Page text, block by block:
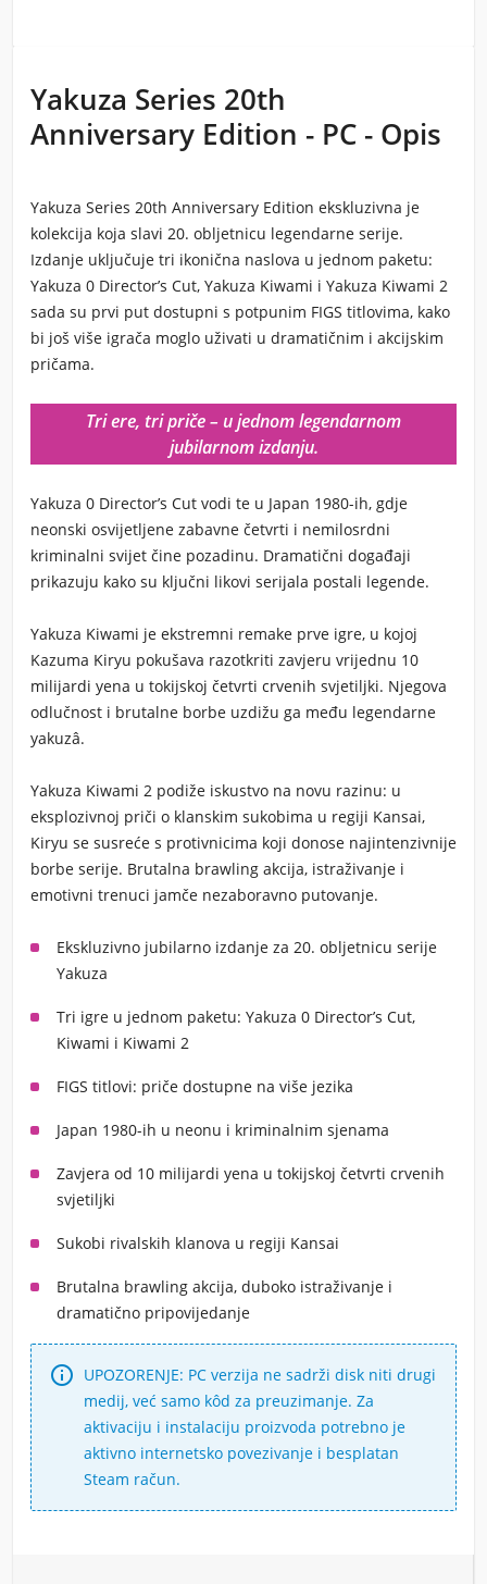
Yakuza Series 20th
Anniversary Edition - PC - Opis
Yakuza Series 20th Anniversary Edition ekskluzivna je
kolekcija koja slavi 20. obljetnicu legendarne serije.
Izdanje uključuje tri ikonična naslova u jednom paketu:
Yakuza 0 Director’s Cut, Yakuza Kiwami i Yakuza Kiwami 2
sada su prvi put dostupni s potpunim FIGS titlovima, kako
bi još više igrača moglo uživati u dramatičnim i akcijskim
pričama.
Tri ere, tri priče – u jednom legendarnom
jubilarnom izdanju.
Yakuza 0 Director’s Cut vodi te u Japan 1980-ih, gdje
neonski osvijetljene zabavne četvrti i nemilosrdni
kriminalni svijet čine pozadinu. Dramatični događaji
prikazuju kako su ključni likovi serijala postali legende.
Yakuza Kiwami je ekstremni remake prve igre, u kojoj
Kazuma Kiryu pokušava razotkriti zavjeru vrijednu 10
milijardi yena u tokijskoj četvrti crvenih svjetiljki. Njegova
odlučnost i brutalne borbe uzdižu ga među legendarne
yakuzâ.
Yakuza Kiwami 2 podiže iskustvo na novu razinu: u
eksplozivnoj priči o klanskim sukobima u regiji Kansai,
Kiryu se susreće s protivnicima koji donose najintenzivnije
borbe serije. Brutalna brawling akcija, istraživanje i
emotivni trenuci jamče nezaboravno putovanje.
Ekskluzivno jubilarno izdanje za 20. obljetnicu serije
Yakuza
Tri igre u jednom paketu: Yakuza 0 Director’s Cut,
Kiwami i Kiwami 2
FIGS titlovi: priče dostupne na više jezika
Japan 1980-ih u neonu i kriminalnim sjenama
Zavjera od 10 milijardi yena u tokijskoj četvrti crvenih
svjetiljki
Sukobi rivalskih klanova u regiji Kansai
Brutalna brawling akcija, duboko istraživanje i
dramatično pripovijedanje
 UPOZORENJE: PC verzija ne sadrži disk niti drugi
medij, već samo kôd za preuzimanje. Za
aktivaciju i instalaciju proizvoda potrebno je
aktivno internetsko povezivanje i besplatan
Steam račun.